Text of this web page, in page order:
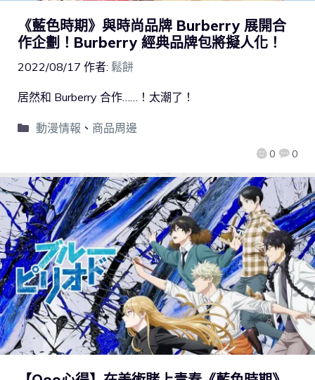
《藍色時期》與時尚品牌 Burberry 展開合
作企劃！Burberry 經典品牌包將擬人化！
2022/08/17 作者: 鬆餅
0 0
居然和 Burberry 合作……！太潮了！
動漫情報 、 商品周邊